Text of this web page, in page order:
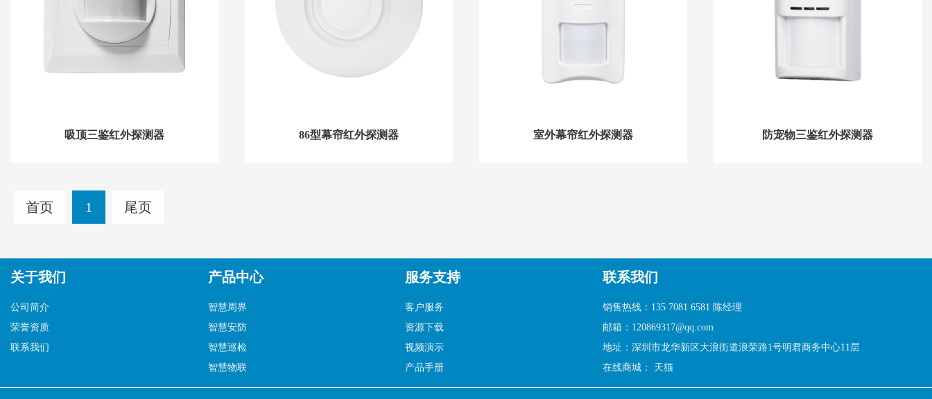
吸顶三鉴红外探测器 86型幕帘红外探测器 室外幕帘红外探测器 防宠物三鉴红外探测器
首页 1 尾页
关于我们
公司简介
荣誉资质
联系我们
产品中心
智慧周界
智慧安防
智慧巡检
智慧物联
服务支持
客户服务
资源下载
视频演示
产品手册
联系我们
销售热线：135 7081 6581 陈经理
邮箱：120869317@qq.com
地址：深圳市龙华新区大浪街道浪荣路1号明君商务中心11层
在线商城： 天猫